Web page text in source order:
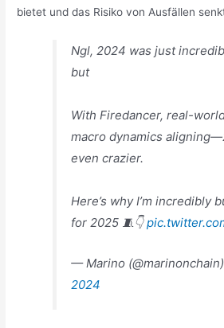
bietet und das Risiko von Ausfällen
Ngl, 2024 was just
but
With Firedancer, real-
macro dynamics
even crazier.
Here’s why I’m incredibly
for 2025 🧵👇
— Marino
2024